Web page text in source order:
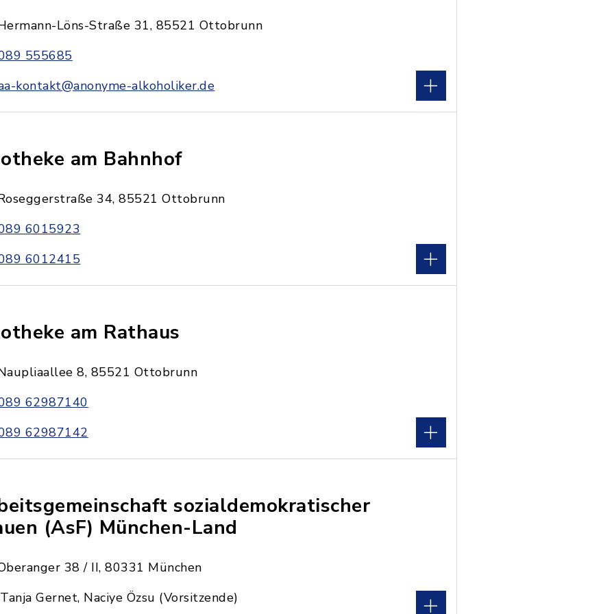
Löns-Straße 31, 85521 Ottobrunn
555685
kontakt@anonyme-alkoholiker.de
am Bahnhof
34, 85521 Ottobrunn
6015923
6012415
am Rathaus
8, 85521 Ottobrunn
62987140
62987142
sozialdemokratischer
(AsF) München-Land
38 / II, 80331 München
Gernet, Naciye Özsu (Vorsitzende)